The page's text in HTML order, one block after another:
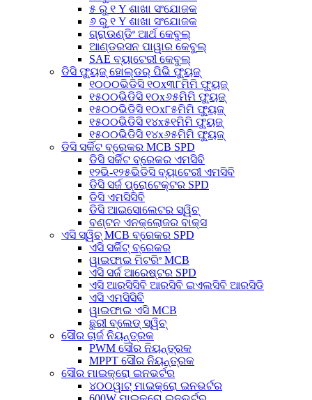
୫ ରୁ ୧ Y ଶାଖା ସଂଯୋଜକ
୬ ରୁ ୧ Y ଶାଖା ସଂଯୋଜକ
ଗ୍ରାଉଣ୍ଡିଂ ଆର୍ଥ କେବୁଲ୍
ଆଣ୍ଡରସନ ପାୱାର କେବୁଲ୍
SAE ବ୍ୟାଟେରୀ କେବୁଲ୍
ଡିସି ଫ୍ୟୁଜ୍ ହୋଲ୍ଡର୍ ପିଭି ଫ୍ୟୁଜ୍
୧୦୦୦ଭିଡିସି ୧୦x୩୮ମିମି ଫ୍ୟୁଜ୍
୧୫୦୦ଭିଡିସି ୧୦x୬୫ମିମି ଫ୍ୟୁଜ୍
୧୫୦୦ଭିଡିସି ୧୦x୮୫ମିମି ଫ୍ୟୁଜ୍
୧୫୦୦ଭିଡିସି ୧୪x୫୧ମିମି ଫ୍ୟୁଜ୍
୧୫୦୦ଭିଡିସି ୧୪x୬୫ମିମି ଫ୍ୟୁଜ୍
ଡିସି ସର୍କିଟ ବ୍ରେକର MCB SPD
ଡିସି ସର୍କିଟ ବ୍ରେକର ଏମସିବି
୧୨ଭି-୧୨୫ଭିଡିସି ବ୍ୟାଟେରୀ ଏମସିବି
ଡିସି ସର୍ଜ ପ୍ରୋଟେକ୍ଟର SPD
ଡିସି ଏମସିସିବି
ଡିସି ଆଇସୋଲେଟର ସ୍ୱିଚ୍
ବଣ୍ଟନ ଏନକ୍ଲୋଜର ବାକ୍ସ
ଏସି ସ୍ୱିଚ୍ MCB ବ୍ରେକର SPD
ଏସି ସର୍କିଟ୍ ବ୍ରେକର
ୱାଇଫାଇ ମିଟରିଂ MCB
ଏସି ସର୍ଜ ଆରେଷ୍ଟର SPD
ଏସି ଆରସିସିବି ଆରସିବି ଇଏଲସିବି ଆରସିଡି
ଏସି ଏମସିସିବି
ୱାଇଫାଇ ଏସି MCB
ଛୁରୀ ବ୍ଲେଡ୍ ସ୍ୱିଚ୍
ସୌର ଚାର୍ଜ ନିୟନ୍ତ୍ରକ
PWM ସୌର ନିୟନ୍ତ୍ରକ
MPPT ସୌର ନିୟନ୍ତ୍ରକ
ସୌର ମାଇକ୍ରୋ ଇନଭର୍ଟର
୪୦୦ୱାଟ୍ ମାଇକ୍ରୋ ଇନଭର୍ଟର